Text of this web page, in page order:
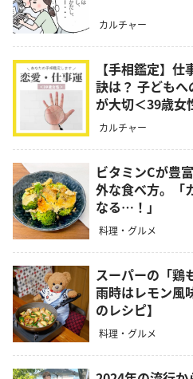
カルチャー
【手相鑑定】
訣は？ 子ども
が大切＜39歳女
カルチャー
ビタミンCが豊
外な食べ方。「
なる…！」
料理・グルメ
スーパーの「鶏
雨時はレモン風
のレシピ】
料理・グルメ